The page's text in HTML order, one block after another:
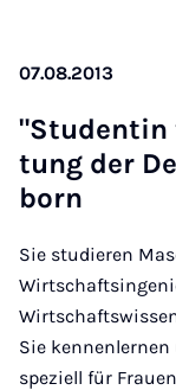
07.08.2013
tung der
born
Sie studieren
Sie
speziell für